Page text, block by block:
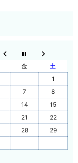
金
土
1
7
8
14
15
21
22
28
29